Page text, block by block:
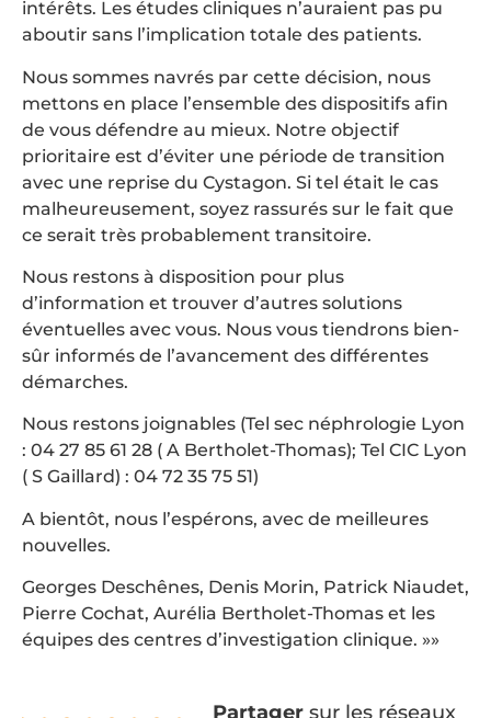
intérêts. Les études cliniques n’auraient pas pu
aboutir sans l’implication totale des patients.
Nous sommes navrés par cette décision, nous
mettons en place l’ensemble des dispositifs afin
de vous défendre au mieux. Notre objectif
prioritaire est d’éviter une période de transition
avec une reprise du Cystagon. Si tel était le cas
malheureusement, soyez rassurés sur le fait que
ce serait très probablement transitoire.
Nous restons à disposition pour plus
d’information et trouver d’autres solutions
éventuelles avec vous. Nous vous tiendrons bien-
sûr informés de l’avancement des différentes
démarches.
Nous restons joignables (Tel sec néphrologie Lyon
: 04 27 85 61 28 ( A Bertholet-Thomas); Tel CIC Lyon
( S Gaillard) : 04 72 35 75 51)
A bientôt, nous l’espérons, avec de meilleures
nouvelles.
Georges Deschênes, Denis Morin, Patrick Niaudet,
Pierre Cochat, Aurélia Bertholet-Thomas et les
équipes des centres d’investigation clinique. »»
Partagersur les réseaux